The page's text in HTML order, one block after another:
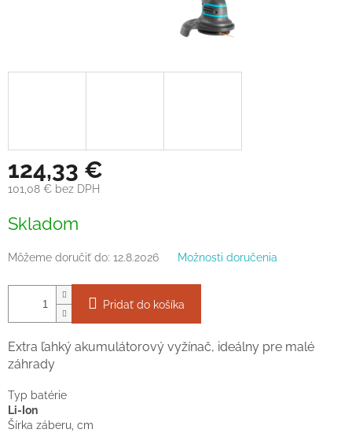
124,33 €
101,08 € bez DPH
cena:
Skladom
Môžeme doručiť do: 12.8.2026 Možnosti doručenia
Pridať do košíka
Extra ľahký akumulátorový vyžínač, ideálny pre malé
záhrady
Typ batérie
Li-Ion
Šírka záberu, cm